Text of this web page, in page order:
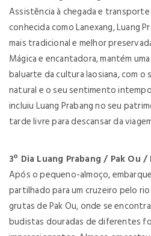
Assistência à chegada e
conhecida como Lanexang, Luang
mais tradicional e melhor
Mágica e encantadora, mantém
baluarte da cultura laosiana, com o
natural e o seu sentimento
incluiu Luang Prabang no seu
tarde livre para descansar da
3º Dia Luang Prabang / Pak Ou
Após o pequeno-almoço,
partilhado para um cruzeiro pelo
grutas de Pak Ou, onde se
budistas douradas de diferentes